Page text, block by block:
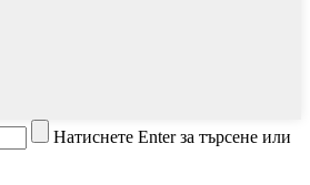
Натиснете Enter за търсене или